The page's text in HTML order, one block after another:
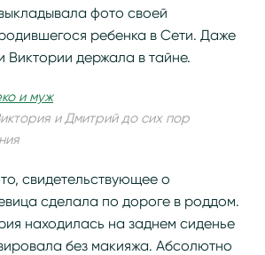
фото своей
ребенка в Сети. Даже
Виктории держала в тайне.
и Дмитрий до сих пор
свидетельствующее о
сделала по дороге в роддом.
находилась на заднем сиденье
без макияжа. Абсолютно